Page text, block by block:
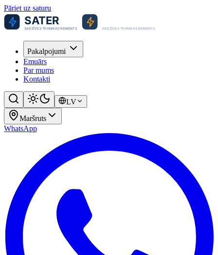
Pāriet uz saturu
Pakalpojumi
Emuārs
Par mums
Kontakti
LV
Maršruts
WhatsApp